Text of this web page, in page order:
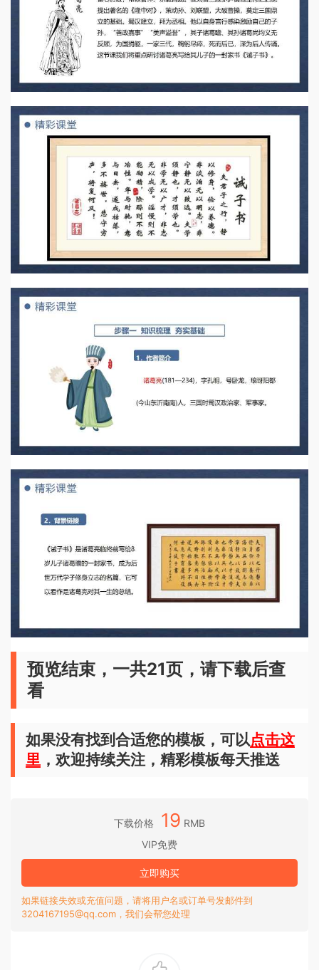
预览结束，一共21页，请下载后查
看
如果没有找到合适您的模板，可以点击这
里 ，欢迎持续关注，精彩模板每天推送
下载价格 19 RMB
VIP免费
立即购买
如果链接失效或充值问题，请将用户名或订单号发邮件到
3204167195@qq.com，我们会帮您处理